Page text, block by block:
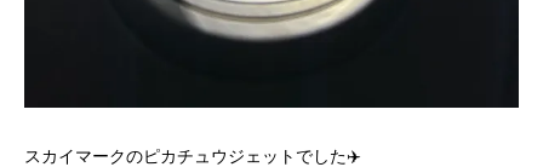
スカイマークのピカチュウジェットでした✈️